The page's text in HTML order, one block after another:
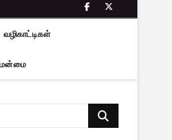
facebook
twitter
வழிகாட்டிகள்
Search